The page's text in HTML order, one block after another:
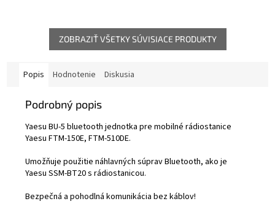
MHz, reproduktor 3W+3W,
krok ladenia 5 / 6,25 a viac +
8,33 pre letecké pásmo,
ZOBRAZIŤ VŠETKY SÚVISIACE PRODUKTY
Popis Hodnotenie Diskusia
Podrobný popis
Yaesu BU-5 bluetooth jednotka pre mobilné rádiostanice
Yaesu FTM-150E, FTM-510DE.
Umožňuje použitie náhlavných súprav Bluetooth, ako je
Yaesu SSM-BT20 s rádiostanicou.
Bezpečná a pohodlná komunikácia bez káblov!